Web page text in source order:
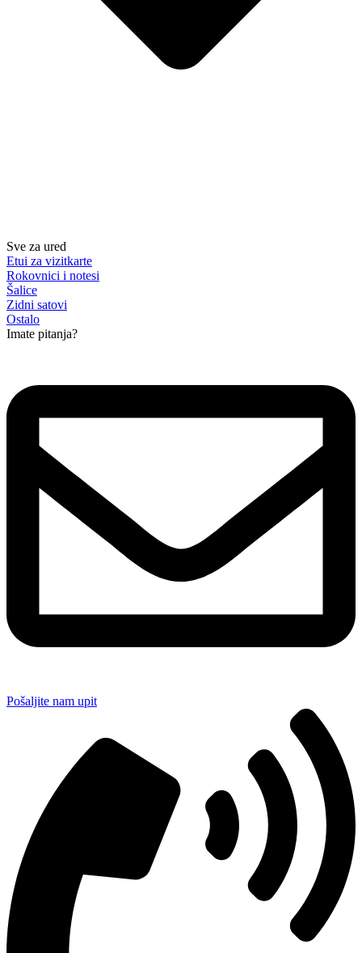
Sve za ured
Etui za vizitkarte
Rokovnici i notesi
Šalice
Zidni satovi
Ostalo
Imate pitanja?
Pošaljite nam upit